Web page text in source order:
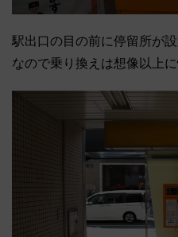
駅出口の目の前に停留所が
なので乗り換えは想像以上